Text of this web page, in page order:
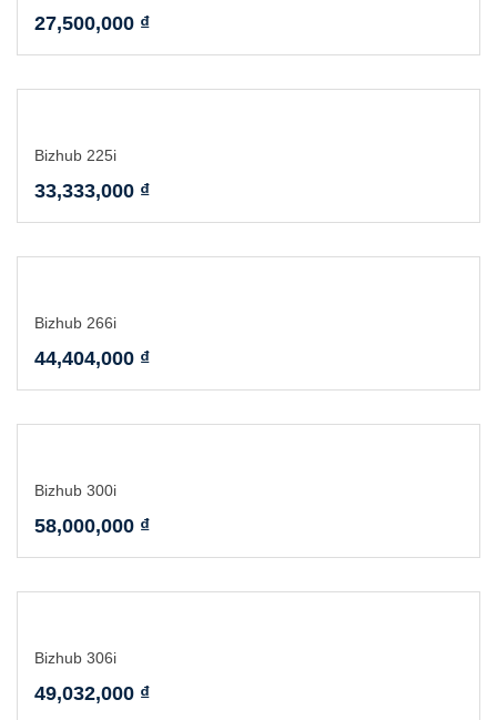
27,500,000 ₫
Bizhub 225i
33,333,000 ₫
Bizhub 266i
44,404,000 ₫
Bizhub 300i
58,000,000 ₫
Bizhub 306i
49,032,000 ₫